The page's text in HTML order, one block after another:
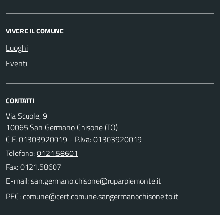
VIVERE IL COMUNE
Luoghi
Eventi
CONTATTI
Via Scuole, 9
10065 San Germano Chisone (TO)
C.F. 01303920019 - P.Iva: 01303920019
Telefono:0121.58601
Fax: 0121.58607
E-mail:
PEC: